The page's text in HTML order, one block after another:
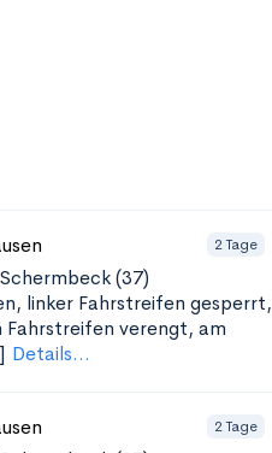
2 Tage
(37)
linker Fahrstreifen gesperrt,
Fahrstreifen verengt, am
Details...
2 Tage